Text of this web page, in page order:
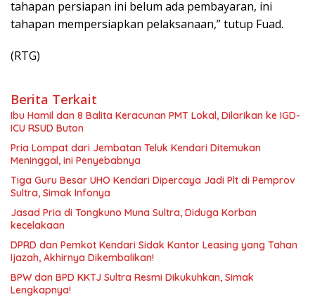
tahapan persiapan ini belum ada pembayaran, ini
tahapan mempersiapkan pelaksanaan,” tutup Fuad.
(RTG)
Berita Terkait
Ibu Hamil dan 8 Balita Keracunan PMT Lokal, Dilarikan ke IGD-
ICU RSUD Buton
Pria Lompat dari Jembatan Teluk Kendari Ditemukan
Meninggal, ini Penyebabnya
Tiga Guru Besar UHO Kendari Dipercaya Jadi Plt di Pemprov
Sultra, Simak Infonya
Jasad Pria di Tongkuno Muna Sultra, Diduga Korban
kecelakaan
DPRD dan Pemkot Kendari Sidak Kantor Leasing yang Tahan
Ijazah, Akhirnya Dikembalikan!
BPW dan BPD KKTJ Sultra Resmi Dikukuhkan, Simak
Lengkapnya!